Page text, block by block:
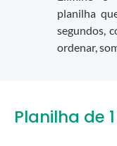
planilha
segundos,
ordenar,
Planilha de